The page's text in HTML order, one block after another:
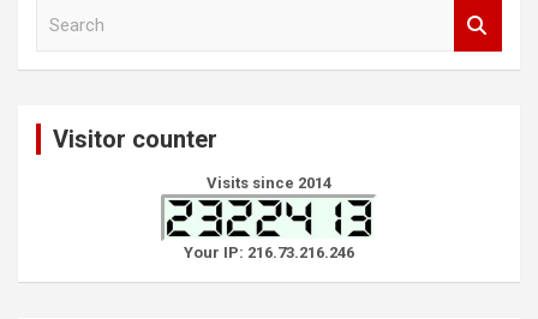
Visitor counter
Visits since 2014
Your IP: 216.73.216.246